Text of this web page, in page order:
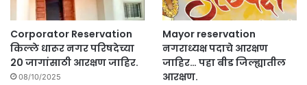
Corporator Reservation
किल्ले धारूर नगर परिषदेच्या
20 जागांसाठी आरक्षण जाहिर.
08/10/2025
Mayor reservation
नगराध्यक्ष पदाचे आरक्षण
जाहिर… पहा बीड जिल्ह्यातील
आरक्षण.